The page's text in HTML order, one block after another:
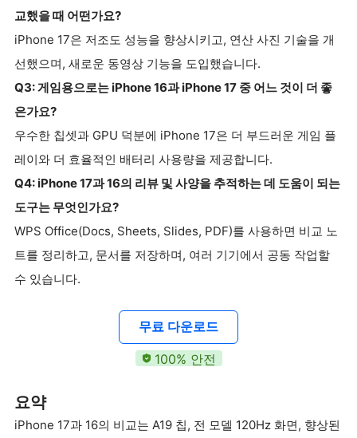
교했을 때 어떤가요?
iPhone 17은 저조도 성능을 향상시키고, 연산 사진 기술을 개
선했으며, 새로운 동영상 기능을 도입했습니다.
Q3: 게임용으로는 iPhone 16과 iPhone 17 중 어느 것이 더 좋
은가요?
우수한 칩셋과 GPU 덕분에 iPhone 17은 더 부드러운 게임 플
레이와 더 효율적인 배터리 사용량을 제공합니다.
Q4: iPhone 17과 16의 리뷰 및 사양을 추적하는 데 도움이 되는
도구는 무엇인가요?
WPS Office(Docs, Sheets, Slides, PDF)를 사용하면 비교 노
트를 정리하고, 문서를 저장하며, 여러 기기에서 공동 작업할
수 있습니다.
무료 다운로드
100% 안전
요약
iPhone 17과 16의 비교는 A19 칩, 전 모델 120Hz 화면, 향상된